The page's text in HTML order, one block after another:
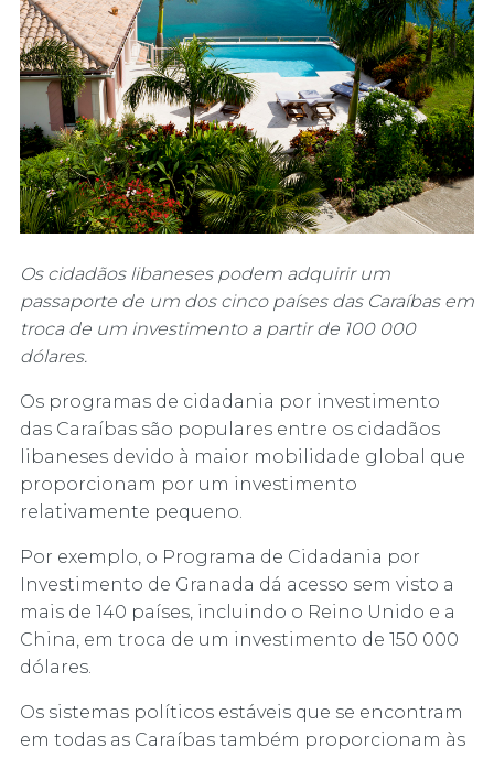
Os cidadãos libaneses podem adquirir um
passaporte de um dos cinco países das Caraíbas em
troca de um investimento a partir de 100 000
dólares.
Os programas de cidadania por investimento
das Caraíbas são populares entre os cidadãos
libaneses devido à maior mobilidade global que
proporcionam por um investimento
relativamente pequeno.
Por exemplo, o Programa de Cidadania por
Investimento de Granada dá acesso sem visto a
mais de 140 países, incluindo o Reino Unido e a
China, em troca de um investimento de 150 000
dólares.
Os sistemas políticos estáveis que se encontram
em todas as Caraíbas também proporcionam às